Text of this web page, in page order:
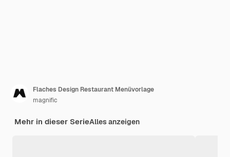
Flaches Design Restaurant Menüvorlage
magnific
Mehr in dieser SerieAlles anzeigen